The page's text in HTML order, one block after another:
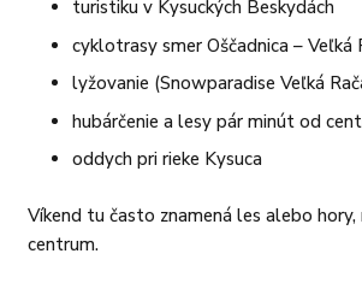
turistiku v Kysuckých Beskydách
cyklotrasy smer Oščadnica – Veľká
lyžovanie (Snowparadise Veľká
hubárčenie a lesy pár minút od
oddych pri rieke Kysuca
Víkend tu často znamená les alebo hory,
centrum.